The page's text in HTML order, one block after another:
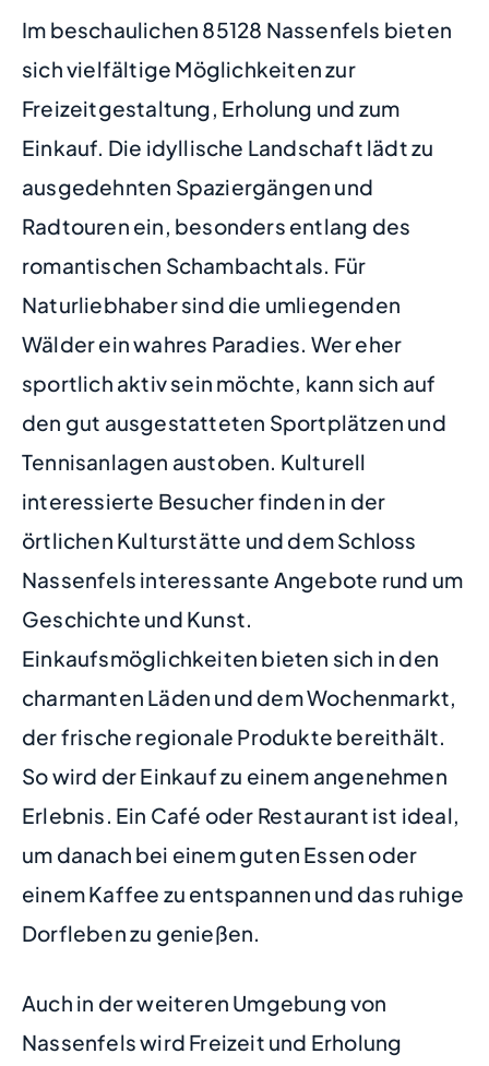
Im beschaulichen 85128 Nassenfels bieten
sich vielfältige Möglichkeiten zur
Freizeitgestaltung, Erholung und zum
Einkauf. Die idyllische Landschaft lädt zu
ausgedehnten Spaziergängen und
Radtouren ein, besonders entlang des
romantischen Schambachtals. Für
Naturliebhaber sind die umliegenden
Wälder ein wahres Paradies. Wer eher
sportlich aktiv sein möchte, kann sich auf
den gut ausgestatteten Sportplätzen und
Tennisanlagen austoben. Kulturell
interessierte Besucher finden in der
örtlichen Kulturstätte und dem Schloss
Nassenfels interessante Angebote rund um
Geschichte und Kunst.
Einkaufsmöglichkeiten bieten sich in den
charmanten Läden und dem Wochenmarkt,
der frische regionale Produkte bereithält.
So wird der Einkauf zu einem angenehmen
Erlebnis. Ein Café oder Restaurant ist ideal,
um danach bei einem guten Essen oder
einem Kaffee zu entspannen und das ruhige
Dorfleben zu genießen.
Auch in der weiteren Umgebung von
Nassenfels wird Freizeit und Erholung